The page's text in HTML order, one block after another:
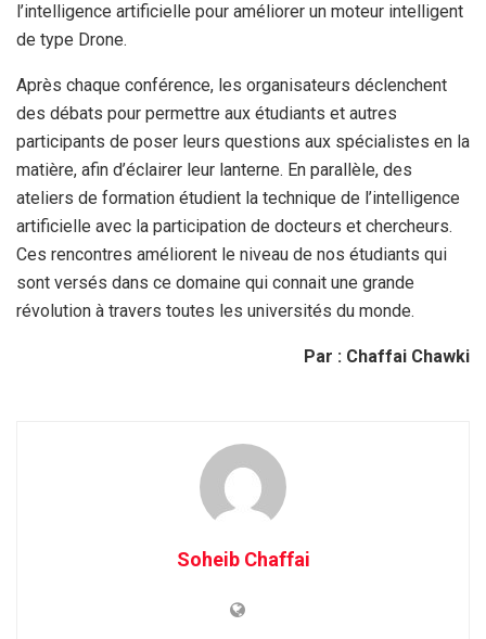
l’intelligence artificielle pour améliorer un moteur intelligent
de type Drone.
Après chaque conférence, les organisateurs déclenchent
des débats pour permettre aux étudiants et autres
participants de poser leurs questions aux spécialistes en la
matière, afin d’éclairer leur lanterne. En parallèle, des
ateliers de formation étudient la technique de l’intelligence
artificielle avec la participation de docteurs et chercheurs.
Ces rencontres améliorent le niveau de nos étudiants qui
sont versés dans ce domaine qui connait une grande
révolution à travers toutes les universités du monde.
Par : Chaffai Chawki
Soheib Chaffai